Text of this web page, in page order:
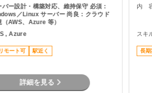
バー設計・構築対応、維持保守 必須：
／Linux サーバー 尚良：クラウド
（AWS、Azure 等）
, Azure
モート可 駅近く
詳細を見る
内
スキ
長期